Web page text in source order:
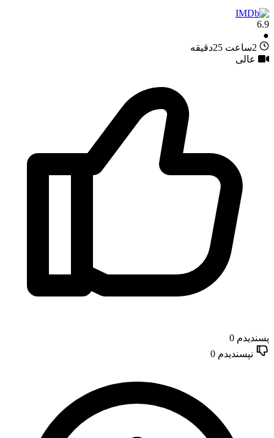
6.9
●
2ساعت 25دقیقه
عالی
پسندیدم 0
نپسندیدم 0